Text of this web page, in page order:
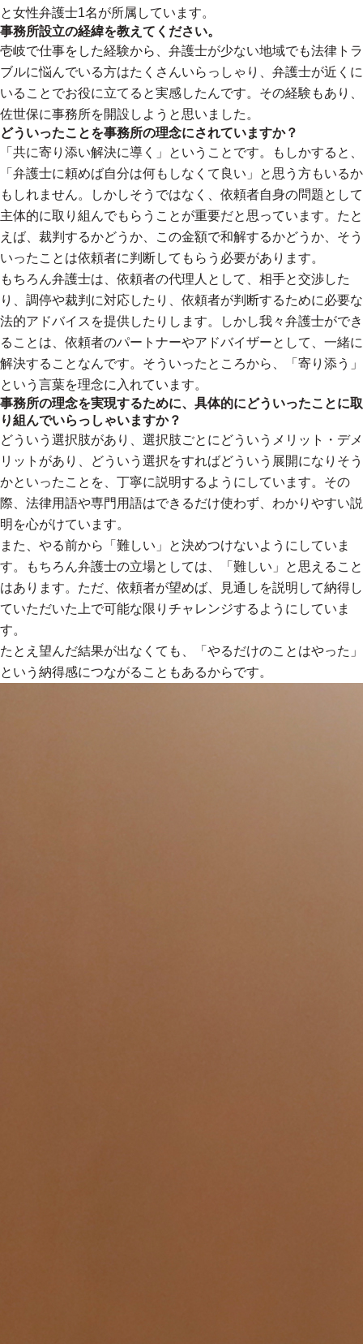
と女性弁護士1名が所属しています。
事務所設立の経緯を教えてください。
壱岐で仕事をした経験から、弁護士が少ない地域でも法律トラ
ブルに悩んでいる方はたくさんいらっしゃり、弁護士が近くに
いることでお役に立てると実感したんです。その経験もあり、
佐世保に事務所を開設しようと思いました。
どういったことを事務所の理念にされていますか？
「共に寄り添い解決に導く」ということです。もしかすると、
「弁護士に頼めば自分は何もしなくて良い」と思う方もいるか
もしれません。しかしそうではなく、依頼者自身の問題として
主体的に取り組んでもらうことが重要だと思っています。たと
えば、裁判するかどうか、この金額で和解するかどうか、そう
いったことは依頼者に判断してもらう必要があります。
もちろん弁護士は、依頼者の代理人として、相手と交渉した
り、調停や裁判に対応したり、依頼者が判断するために必要な
法的アドバイスを提供したりします。しかし我々弁護士ができ
ることは、依頼者のパートナーやアドバイザーとして、一緒に
解決することなんです。そういったところから、「寄り添う」
という言葉を理念に入れています。
事務所の理念を実現するために、具体的にどういったことに取
り組んでいらっしゃいますか？
どういう選択肢があり、選択肢ごとにどういうメリット・デメ
リットがあり、どういう選択をすればどういう展開になりそう
かといったことを、丁寧に説明するようにしています。その
際、法律用語や専門用語はできるだけ使わず、わかりやすい説
明を心がけています。
また、やる前から「難しい」と決めつけないようにしていま
す。もちろん弁護士の立場としては、「難しい」と思えること
はあります。ただ、依頼者が望めば、見通しを説明して納得し
ていただいた上で可能な限りチャレンジするようにしていま
す。
たとえ望んだ結果が出なくても、「やるだけのことはやった」
という納得感につながることもあるからです。